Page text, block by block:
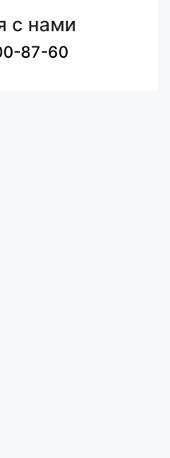
с нами
87-60